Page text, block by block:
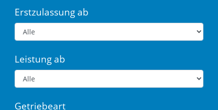
Erstzulassung ab
Leistung ab
Getriebeart